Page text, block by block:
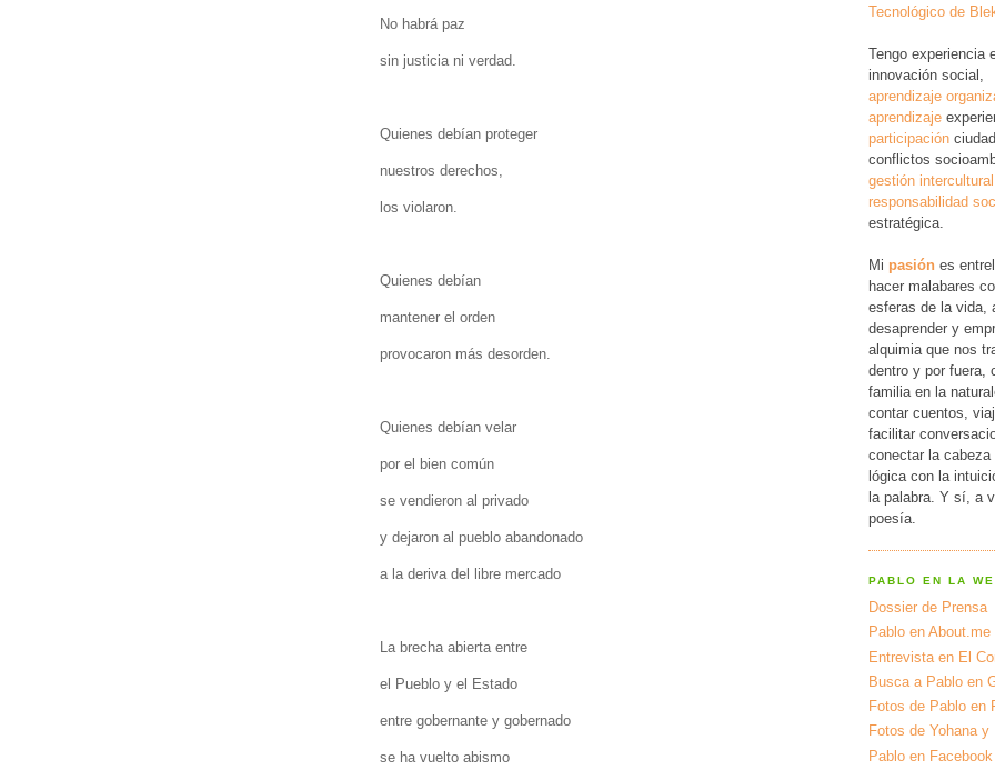
No habrá paz
sin justicia ni verdad.
Quienes debían proteger
nuestros derechos,
los violaron.
Quienes debían
mantener el orden
provocaron más desorden.
Quienes debían velar
por el bien común
se vendieron al privado
y dejaron al pueblo abandonado
a la deriva del libre mercado
La brecha abierta entre
el Pueblo y el Estado
entre gobernante y gobernado
se ha vuelto abismo
Tecnológico de
Tengo experiencia
innovación social,
aprendizaje
aprendizaje
participación
conflictos
gestión intercultural
responsabilidad
estratégica.
Mi pasión es
hacer malabares
esferas de la vida,
desaprender y
alquimia que nos
dentro y por fuera,
familia en la
contar cuentos,
facilitar
conectar la
lógica con la
la palabra. Y sí, a
poesía.
PABLO EN LA
Dossier de Prensa
Pablo en About.me
Entrevista en El
Busca a Pablo en
Fotos de Pablo en
Fotos de Yohana y
Pablo en Facebook